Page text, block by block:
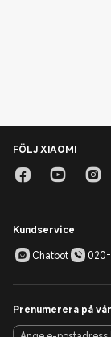
FÖLJ XIAOMI
Kundservice
Chatbot
020-
Prenumerera på